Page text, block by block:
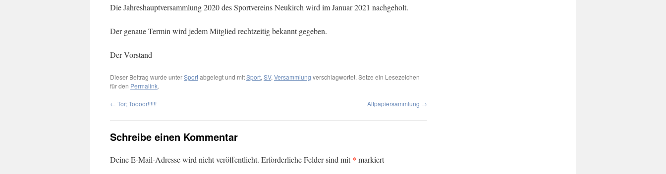
Die Jahreshauptversammlung 2020 des Sportvereins Neukirch wird im Januar 2021 nachgeholt.
Der genaue Termin wird jedem Mitglied rechtzeitig bekannt gegeben.
Der Vorstand
Dieser Beitrag wurde unterSportabgelegt und mitSport, SV, Versammlung verschlagwortet. Setze ein Lesezeichen
für den Permalink.
← Tor; Toooor!!!!!! Altpapiersammlung →
Schreibe einen Kommentar
Deine E-Mail-Adresse wird nicht veröffentlicht. Erforderliche Felder sind mit* markiert